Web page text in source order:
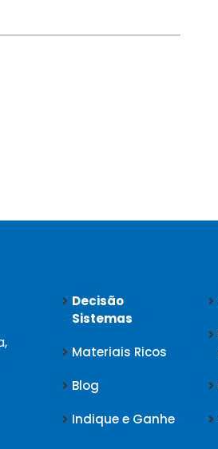
Decisão
Sistemas
Materiais Ricos
Blog
Indique e Ganhe